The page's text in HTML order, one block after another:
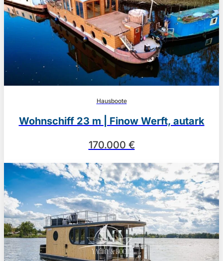
Hausboote
Wohnschiff 23 m | Finow Werft, autark
170.000 €